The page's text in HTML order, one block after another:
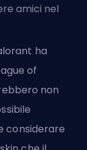
amici nel
ha
of
non
considerare